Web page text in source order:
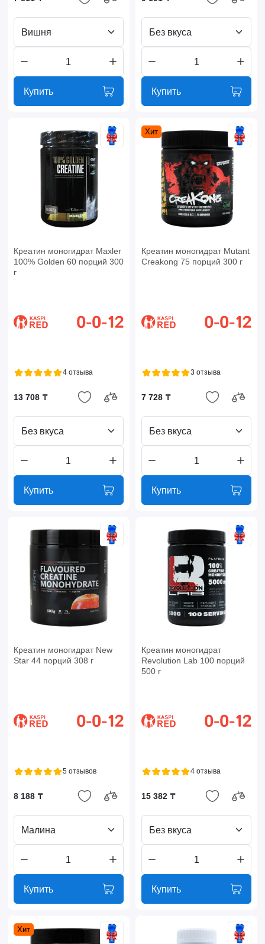
Вишня
Купить
Без вкуса
Купить
Креатин моногидрат Maxler
100% Golden 60 порций 300
г
4 отзыва
13 708 ₸
Без вкуса
Купить
Хит
Креатин моногидрат Mutant
Creakong 75 порций 300 г
3 отзыва
7 728 ₸
Без вкуса
Купить
Креатин моногидрат New
Star 44 порций 308 г
5 отзывов
8 188 ₸
Малина
Купить
Креатин моногидрат
Revolution Lab 100 порций
500 г
4 отзыва
15 382 ₸
Без вкуса
Купить
Хит